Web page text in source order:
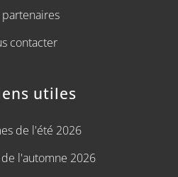
partenaires
contacter
utiles
de l'été 2026
l'automne 2026